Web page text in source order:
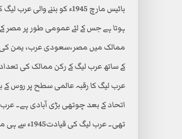
بائیس مارچ 1945ء کو
ممالک میں مصر،سعودی عرب، یمن کی
کے ساتھ عرب لیگ کے رکن ممالک کی تعداد بڑھتے ہوئے 22
عرب لیگ کا رقبہ عالمی سطح پر روس کے
اتحاد کے بعد چوتھی بڑی آبادی ہے۔